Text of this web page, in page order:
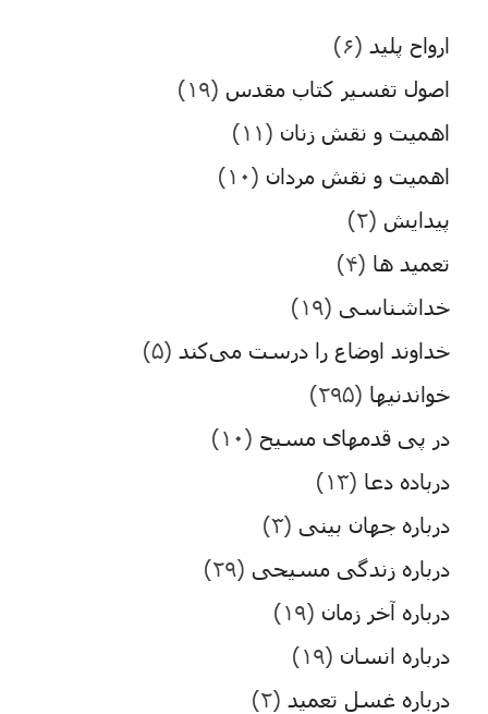
ارواح پلید (۶)
اصول تفسیر کتاب مقدس (۱۹)
اهمیت و نقش زنان (۱۱)
اهمیت و نقش مردان (۱۰)
پیدایش (۲)
تعمید ها (۴)
خداشناسی (۱۹)
خداوند اوضاع را درست می‌کند (۵)
خواندنیها (۲۹۵)
در پی قدمهای مسیح (۱۰)
درباده دعا (۱۳)
درباره جهان بینی (۳)
درباره زندگی مسیحی (۲۹)
درباره آخر زمان (۱۹)
درباره انسان (۱۹)
درباره غسل تعمید (۲)